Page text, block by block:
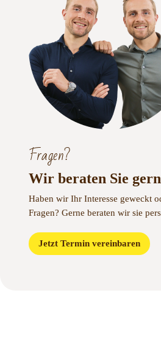
Fragen?
Wir beraten Sie
Haben wir Ihr Interesse geweckt
Fragen? Gerne beraten wir sie
Jetzt Termin vereinbaren